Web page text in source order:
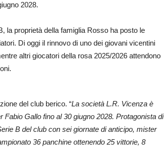
2028.
la proprietà della famiglia Rosso ha posto le
Di oggi il rinnovo di uno dei giovani vicentini
altri giocatori della rosa 2025/2026 attendono
del club berico. “La società L.R. Vicenza è
Gallo fino al 30 giugno 2028. Protagonista di
B del club con sei giornate di anticipo, mister
36 panchine ottenendo 25 vittorie, 8